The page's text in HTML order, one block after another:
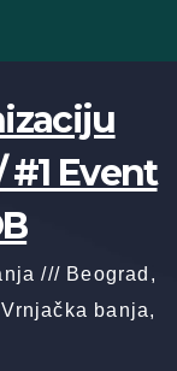
Event
/// Beograd,
banja,